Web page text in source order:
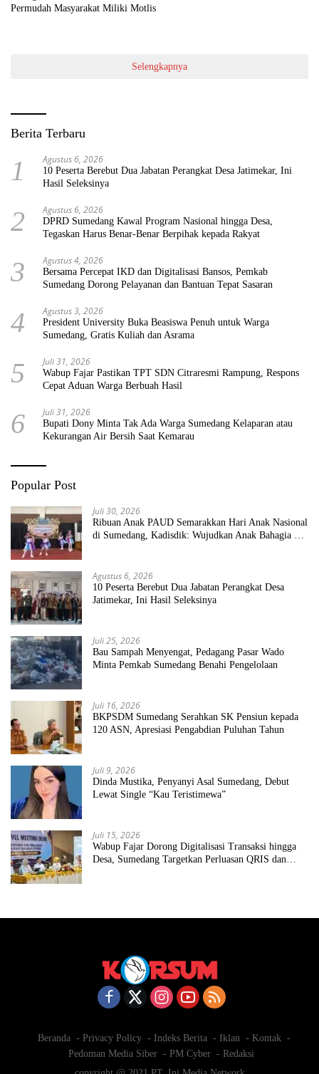
Permudah Masyarakat Miliki Motlis
Selengkapnya
Berita Terbaru
1 Agustus 6, 2026
10 Peserta Berebut Dua Jabatan Perangkat Desa Jatimekar, Ini
Hasil Seleksinya
2 Agustus 6, 2026
DPRD Sumedang Kawal Program Nasional hingga Desa,
Tegaskan Harus Benar-Benar Berpihak kepada Rakyat
3 Agustus 4, 2026
Bersama Percepat IKD dan Digitalisasi Bansos, Pemkab
Sumedang Dorong Pelayanan dan Bantuan Tepat Sasaran
4 Agustus 3, 2026
President University Buka Beasiswa Penuh untuk Warga
Sumedang, Gratis Kuliah dan Asrama
5 Juli 31, 2026
Wabup Fajar Pastikan TPT SDN Citraresmi Rampung, Respons
Cepat Aduan Warga Berbuah Hasil
6 Juli 31, 2026
Bupati Dony Minta Tak Ada Warga Sumedang Kelaparan atau
Kekurangan Air Bersih Saat Kemarau
Popular Post
Juli 30, 2026
Ribuan Anak PAUD Semarakkan Hari Anak Nasional
di Sumedang, Kadisdik: Wujudkan Anak Bahagia dan
Agustus 6, 2026
10 Peserta Berebut Dua Jabatan Perangkat Desa
Jatimekar, Ini Hasil Seleksinya
Juli 25, 2026
Bau Sampah Menyengat, Pedagang Pasar Wado
Minta Pemkab Sumedang Benahi Pengelolaan
Juli 16, 2026
BKPSDM Sumedang Serahkan SK Pensiun kepada
120 ASN, Apresiasi Pengabdian Puluhan Tahun
Juli 9, 2026
Dinda Mustika, Penyanyi Asal Sumedang, Debut
Lewat Single “Kau Teristimewa”
Juli 15, 2026
Wabup Fajar Dorong Digitalisasi Transaksi hingga
Desa, Sumedang Targetkan Perluasan QRIS dan
Beranda Privacy Policy Indeks Berita Iklan
Kontak
Pedoman Media Siber
PM Cyber
Redaksi